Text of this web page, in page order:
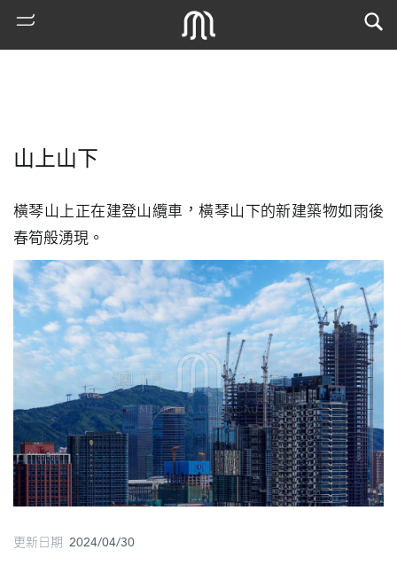
熱
門
索
圖
媽
閣
廟
山上山下
橫琴山上正在建登山纜車，橫琴山下的新建築物如雨後
春筍般湧現。
更新日期 2024/04/30